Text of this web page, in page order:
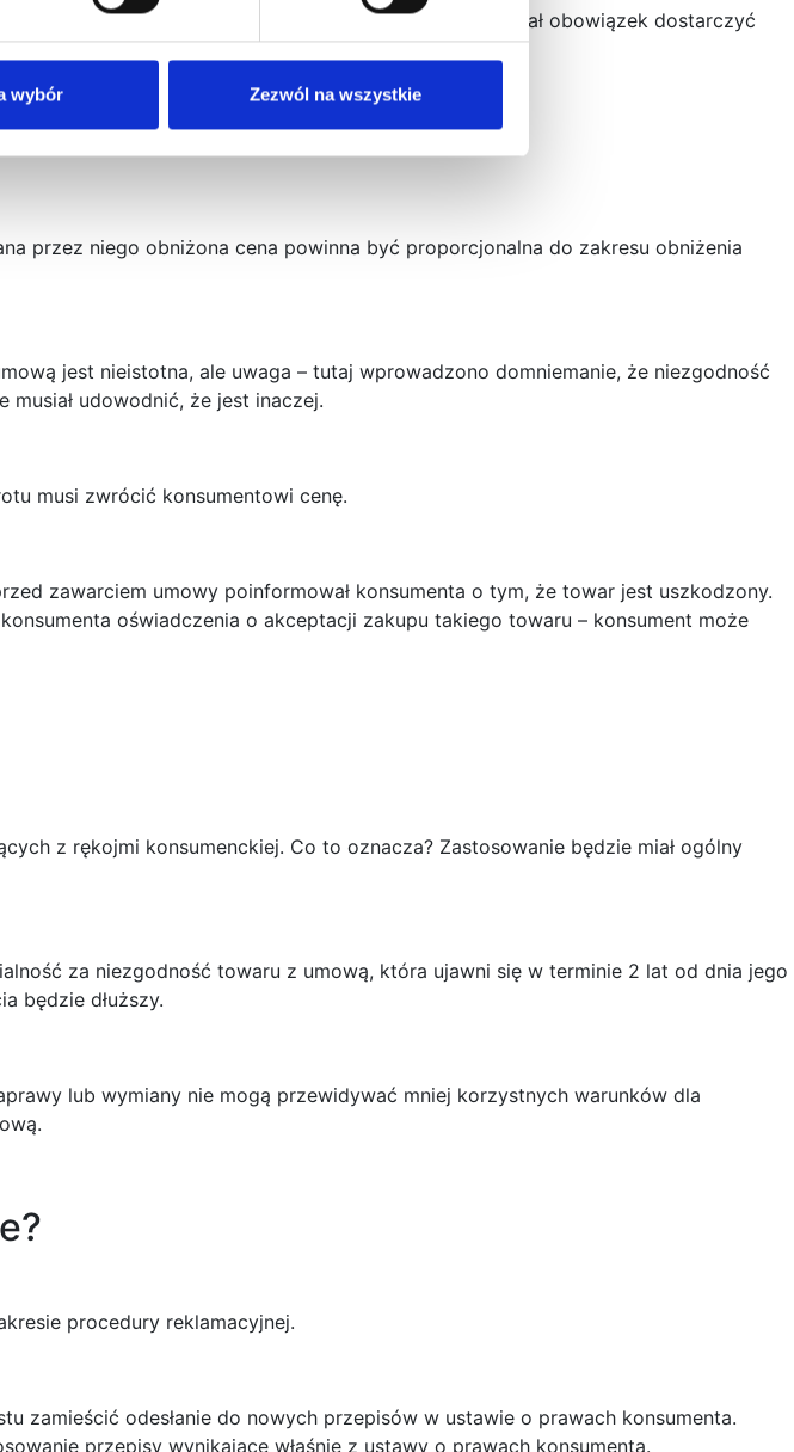
wybór Zezwól na wszystkie
na własny koszt – wcześniej to kupujący miał obowiązek dostarczyć
towaru sprzedawcy.
przez niego obniżona cena powinna być proporcjonalna do zakresu obniżenia
jest nieistotna, ale uwaga – tutaj wprowadzono domniemanie, że niezgodność
udowodnić, że jest inaczej.
musi zwrócić konsumentowi cenę.
zawarciem umowy poinformował konsumenta o tym, że towar jest uszkodzony.
oświadczenia o akceptacji zakupu takiego towaru – konsument może
z rękojmi konsumenckiej. Co to oznacza? Zastosowanie będzie miał ogólny
za niezgodność towaru z umową, która ujawni się w terminie 2 lat od dnia jego
będzie dłuższy.
lub wymiany nie mogą przewidywać mniej korzystnych warunków dla
procedury reklamacyjnej.
zamieścić odesłanie do nowych przepisów w ustawie o prawach konsumenta.
przepisy wynikające właśnie z ustawy o prawach konsumenta.